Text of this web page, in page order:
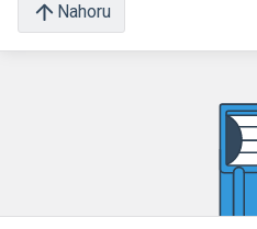
Nahoru